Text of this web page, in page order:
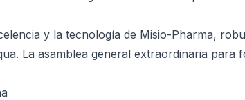
y la tecnología de Misio-Pharma,
La asamblea general extraordinaria para